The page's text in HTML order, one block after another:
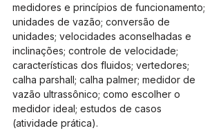
medidores e princípios de funcionamento;
unidades de vazão; conversão de
unidades; velocidades aconselhadas e
inclinações; controle de velocidade;
características dos fluidos; vertedores;
calha parshall; calha palmer; medidor de
vazão ultrassônico; como escolher o
medidor ideal; estudos de casos
(atividade prática).